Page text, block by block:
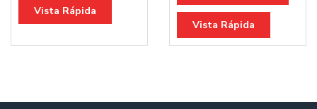
Vista Rápida
Vista Rápida